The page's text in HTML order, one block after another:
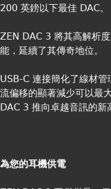
200 英鎊以下最佳 DAC。
ZEN DAC 3 將其高解析
能，延續了其傳奇地位。
USB-C 連接簡化了線材
流偏移的顯著減少可以最
DAC 3 推向卓越音訊的新
為您的耳機供電